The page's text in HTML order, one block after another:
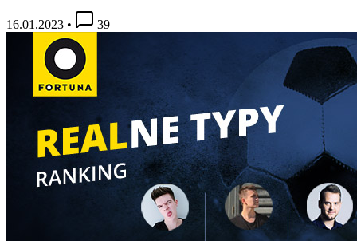
16.01.2023 • 39